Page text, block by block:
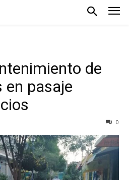
de
en pasaje
0